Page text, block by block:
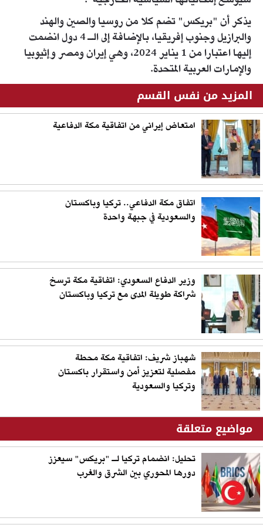
يذكر أن "بريكس" تضم كلا من روسيا والصين والهند
والبرازيل وجنوب إفريقيا، بالإضافة إلى الـ 4 دول انضمت
إليها اعتبارا من 1 يناير 2024، وهي إيران ومصر وإثيوبيا
والإمارات العربية المتحدة.
المزيد من نفس القسم
امتعاض إيراني من اتفاقية مكة الدفاعية
اتفاق مكة الدفاعي.. تركيا وباكستان
والسعودية في جبهة واحدة
وزير الدفاع السعودي: اتفاقية مكة ترسخ
شراكة طويلة المدى مع تركيا وباكستان
شهباز شريف: اتفاقية مكة محطة
مفصلية لتعزيز أمن واستقرار باكستان
وتركيا والسعودية
مواضيع متعلقة
تحليل: انضمام تركيا لـ "بريكس" سيعزز
دورها المحوري بين الشرق والغرب